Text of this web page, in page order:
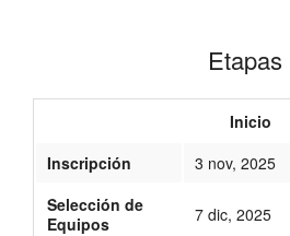
Etapas
Inicio
Inscripción
3 nov, 2025
Selección de
Equipos
7 dic, 2025